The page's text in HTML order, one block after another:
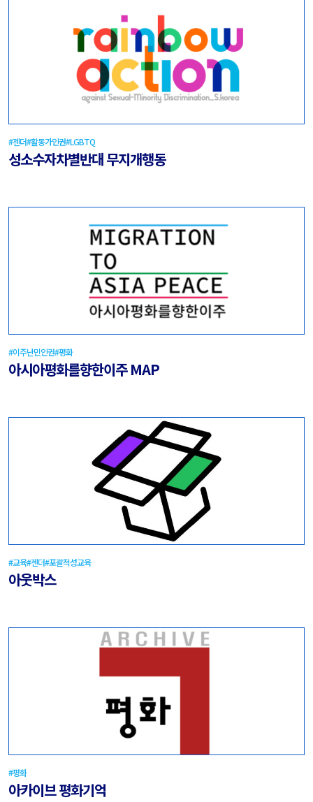
#젠더#활동가인권#LGBTQ
성소수자차별반대 무지개행동
#이주난민인권#평화
아시아평화를향한이주 MAP
#교육#젠더#포괄적성교육
아웃박스
#평화
아카이브 평화기억